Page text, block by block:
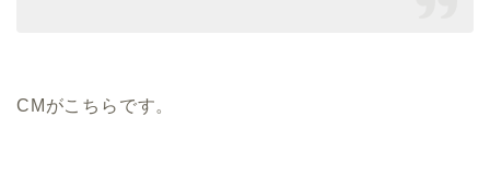
CMがこちらです。